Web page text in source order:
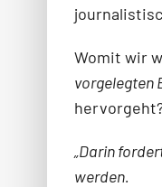
Womit wir
vorgelegten
„Darin
werden.